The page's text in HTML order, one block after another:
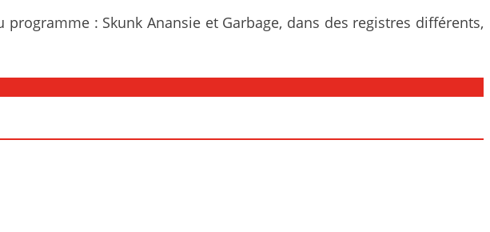
: Skunk Anansie et Garbage, dans des registres différents,